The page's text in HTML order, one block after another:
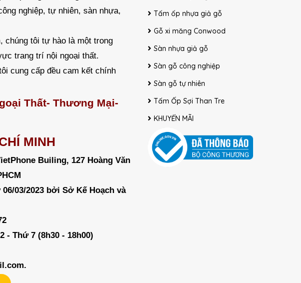
nghiệp, tự nhiên, sàn nhựa,
chúng tôi tự hào là một trong
trang trí nội ngoại thất.
cung cấp đều cam kết chính
Thất- Thương Mại-
MINH
Builing, 127 Hoàng Văn
06/03/2023 bởi Sở Kế Hoạch và
- Thứ 7 (8h30 - 18h00)
.
Tấm ốp nhựa giả gỗ
Gỗ xi măng Conwood
Sàn nhựa giả gỗ
Sàn gỗ công nghiệp
Sàn gỗ tự nhiên
Tấm Ốp Sợi Than Tre
KHUYẾN MÃI